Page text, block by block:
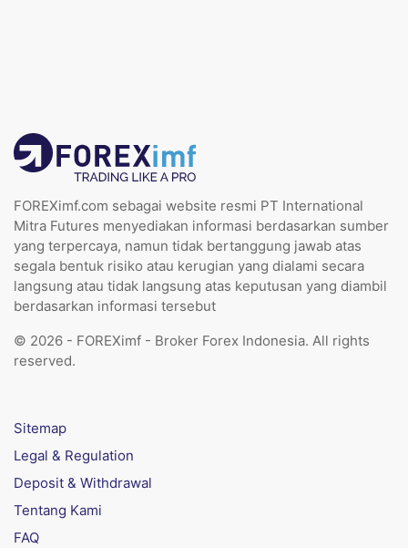
FOREXimf.com sebagai website resmi PT International
Mitra Futures menyediakan informasi berdasarkan sumber
yang terpercaya, namun tidak bertanggung jawab atas
segala bentuk risiko atau kerugian yang dialami secara
langsung atau tidak langsung atas keputusan yang diambil
berdasarkan informasi tersebut
© 2026 - FOREXimf - Broker Forex Indonesia. All rights
reserved.
Sitemap
Legal & Regulation
Deposit & Withdrawal
Tentang Kami
FAQ